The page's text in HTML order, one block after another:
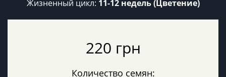
Жизненный цикл: 11-12 недель (Цветение)
220 грн
Количество семян: